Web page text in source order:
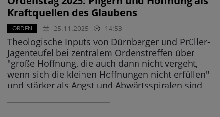
Kraftquellen des Glaubens
ORDEN 25.11.2025 14:53
Theologische Inputs von Dürnberger und Prüller-
Jagenteufel bei zentralem Ordenstreffen über
"große Hoffnung, die auch dann nicht vergeht,
wenn sich die kleinen Hoffnungen nicht erfüllen"
und stärker als Angst und Abwärtsspiralen sind